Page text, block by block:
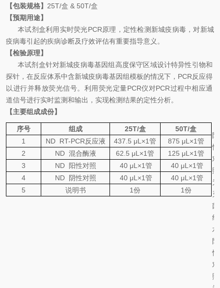
【包装规格】 25T/盒 & 50T/盒
【预期用途】
本试剂盒利用 实时荧光PCR原理， 定性检测 新城疫病毒 ，对新城
疫病毒引起的疾病诊断及疗效评估有重要指导意义。
【检验原理】
本试剂盒针对新城疫病毒基因组高度保守区域设计特异性引物和
探针，在反应体系中含新城疫病毒基因组模板的情况下， PCR反应得
以进行并释放荧光信号。利用荧光定量PCR仪对PCR过程中相应通
道信号进行实时监测和输出，实现检测结果的定性分析。
【主要组成成份】
序号 组成 25T/盒 50T/盒
1
ND RT-PCR反应液 437.5 μL×1管 875 μL×1管
2
ND 混合酶液 62.5 μL×1管 125 μL×1管
3
ND 阳性对照 40 μL×1管 40 μL×1管
4
ND 阴性对照 40 μL×1管 40 μL×1管
5
说明书 1份 1份
阴
性
对
照
为
灭
菌
纯
水
阳
性
对
照